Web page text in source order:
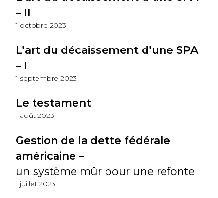
– II
1 octobre 2023
L’art du décaissement d’une SPA
– I
1 septembre 2023
Le testament
1 août 2023
Gestion de la dette fédérale
américaine –
un système mûr pour une refonte
1 juillet 2023